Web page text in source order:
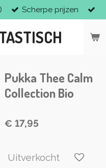
Scherpe prijzen
Pukka Thee Calm
Collection Bio
€ 17,95
Uitverkocht